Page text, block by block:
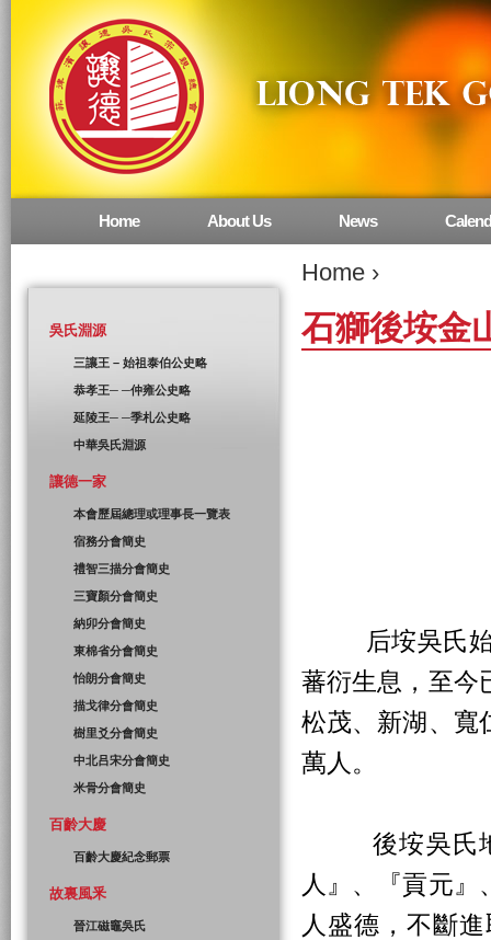
Home ›
石獅後垵金
后垵吳氏始祖
蕃衍生息，至今
松茂、新湖、寬
萬人。
後垵吳氏地
人』、『貢元
人盛德，不斷
Main menu
Home About Us News
吳氏淵源
三讓王 – 始祖泰伯公史略
恭孝王─ ─仲雍公史略
延陵王─ ─季札公史略
中華吳氏淵源
讓德一家
本會歷屆總理或理事長一覽表
宿務分會簡史
禮智三描分會簡史
三寶顏分會簡史
納卯分會簡史
東棉省分會簡史
怡朗分會簡史
描戈律分會簡史
樹里爻分會簡史
中北吕宋分會簡史
米骨分會簡史
百齡大慶
百齡大慶紀念郵票
故裏風釆
晉江磁竈吳氏